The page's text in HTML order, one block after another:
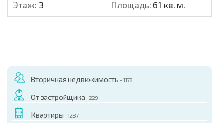
Этаж: 3 Площадь: 61 кв. м.
Вторичная недвижимость - 1178
От застройщика - 229
Квартиры - 1287